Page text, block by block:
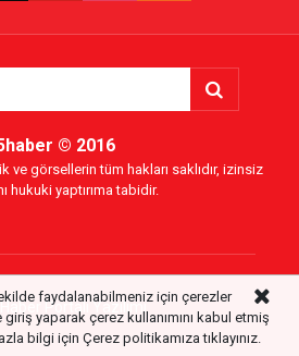
© 2016
ve görsellerin tüm hakları saklıdır, izinsiz
hukuki yaptırıma tabidir.
Haber Portalı Yazılımı
faydalanabilmeniz için çerezler
giriş yaparak çerez kullanımını kabul etmiş
bilgi için Çerez politikamıza tıklayınız.